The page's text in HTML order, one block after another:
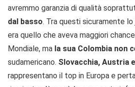
avremmo garanzia di qualità
dal basso. Tra questi sicuramente lo
era quello che aveva maggiori
Mondiale, ma la sua Colombia non
sudamericano. Slovacchia, Austria
rappresentano il top in Europa e